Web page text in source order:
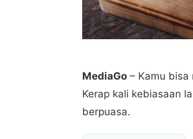
MediaGo – Kamu bisa
Kerap kali kebiasaan
berpuasa.